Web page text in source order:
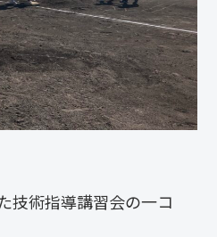
技術指導講習会の一コ